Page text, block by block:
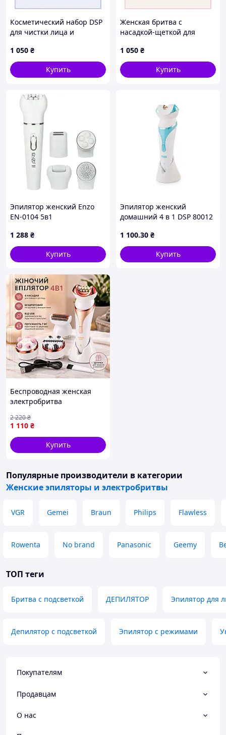
Косметический набор DSP
для чистки лица и
8T5MH86078
1 050 ₴
Купить
Женская бритва с
насадкой-щеткой для
1 050 ₴
Купить
Эпилятор женский Enzo
EN-0104 5в1
White (3_05507)
1 288 ₴
Купить
Эпилятор женский
домашний 4 в 1 DSP 80012
бритва триммер для зоны
бикини массажер и щетка
для лица
1 100.30 ₴
Купить
Беспроводная женская
электробритва
аккумуляторный эпилятор
для тела Электрический
эпилятор-бритва
1 110 ₴
2 220₴
Купить
Популярные производители в категории
Женские эпиляторы и электробритвы
VGR Gemei Braun Philips Flawless
Rowenta No brand Panasonic Geemy
ТОП теги
Бритва с подсветкой ДЕПИЛЯТОР Эпилятор для
Депилятор с подсветкой Эпилятор с режимами
Покупателям
Продавцам
О нас